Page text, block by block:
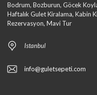
Bodrum, Bozburun, Göcek
Haftalık Gulet Kiralama, Kabin
Rezervasyon, Mavi Tur
Istanbul
info@guletsepeti.com